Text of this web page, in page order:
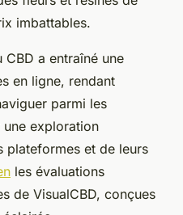
imbattables.
a entraîné une
en ligne, rendant
parmi les
exploration
plateformes et de leurs
les évaluations
de VisualCBD, conçues